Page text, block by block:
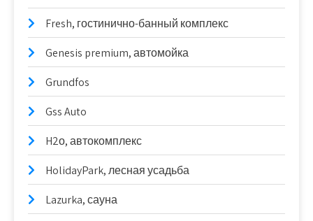
Fresh, гостинично-банный комплекс
Genesis premium, автомойка
Grundfos
Gss Auto
H2о, автокомплекс
HolidayPark, лесная усадьба
Lazurka, сауна